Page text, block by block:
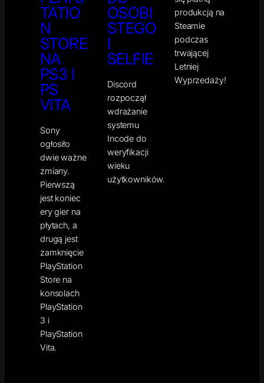
TATIO
N
STORE
NA
PS3 I
PS
VITA
Sony
ogłosiło
dwie ważne
zmiany.
Pierwszą
jest koniec
ery gier na
płytach, a
drugą jest
zamknięcie
PlayStation
Store na
konsolach
PlayStation
3 i
PlayStation
Vita.
OSOBI
STEGO
I
SELFIE
Discord
rozpoczął
wdrażanie
systemu
Incode do
weryfikacji
wieku
użytkowników.
produkcją na
Steamie
podczas
trwającej
Letniej
Wyprzedaży!